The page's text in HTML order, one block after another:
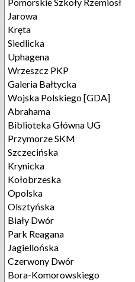
Jarowa
Kręta
Siedlicka
Uphagena
Wrzeszcz PKP
Galeria Bałtycka
Wojska Polskiego [GDA]
Abrahama
Biblioteka Główna UG
Przymorze SKM
Szczecińska
Krynicka
Kołobrzeska
Opolska
Olsztyńska
Biały Dwór
Park Reagana
Jagiellońska
Czerwony Dwór
Bora-Komorowskiego